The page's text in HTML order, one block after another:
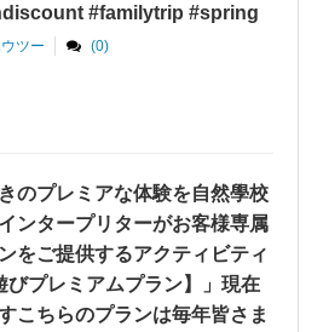
#familytrip #spring
ツー (0)
のプレミアな体験を自然學校
ンタープリターがお客様専属
をご提供するアクティビティ
びプレミアムプラン】」現在
こちらのプランは毎年皆さま